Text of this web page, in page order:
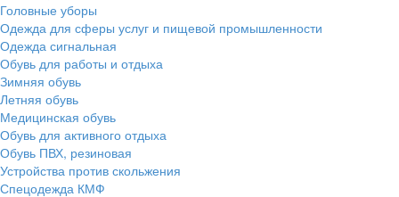
Головные уборы
Одежда для сферы услуг и пищевой промышленности
Одежда сигнальная
Обувь для работы и отдыха
Зимняя обувь
Летняя обувь
Медицинская обувь
Обувь для активного отдыха
Обувь ПВХ, резиновая
Устройства против скольжения
Спецодежда КМФ